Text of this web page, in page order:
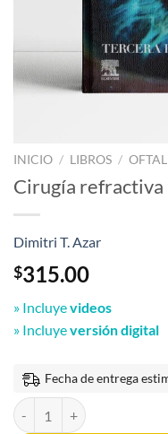
INICIO / LIBROS /
Cirugía refractiva
Dimitri T. Azar
$315.00
» Incluyevideos
» Incluyeversión digital
Fecha de entrega
Cirugía refractiva 3era